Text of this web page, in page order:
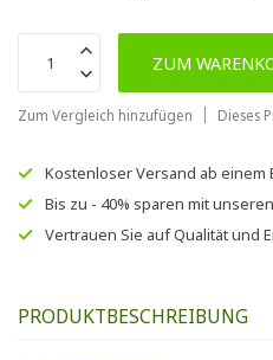
ZUM
Zum Vergleich hinzufügen Dieses
Kostenloser Versand ab einem
Bis zu - 40% sparen mit unseren
Vertrauen Sie aufQualität und
PRODUKTBESCHREIBUNG